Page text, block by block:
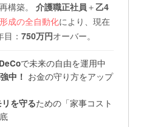
構築。 介護職正社員 ＋乙4
成の全自動化により、現在
： 750万円オーバー。
で未来の自由を運用中
中！ お金の守り方をアップ
を守るための「家事コスト